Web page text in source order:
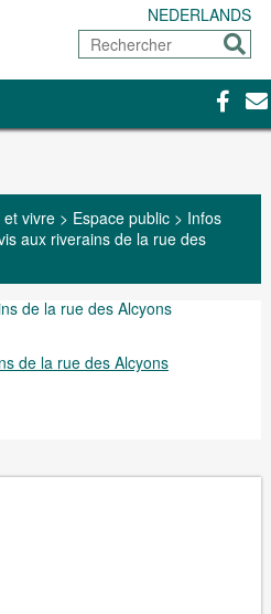
NEDERLANDS
Rechercher
et vivre> Espace public> Infos
aux riverains de la rue des
de la rue des Alcyons
de la rue des Alcyons